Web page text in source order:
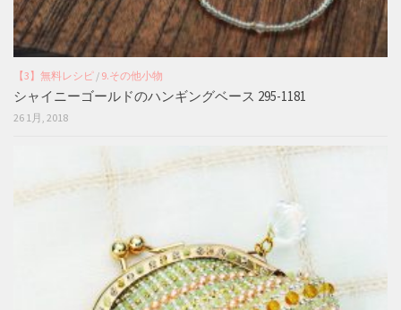
【3】無料レシピ / 9.その他小物
シャイニーゴールドのハンギングベース 295-1181
26 1月, 2018